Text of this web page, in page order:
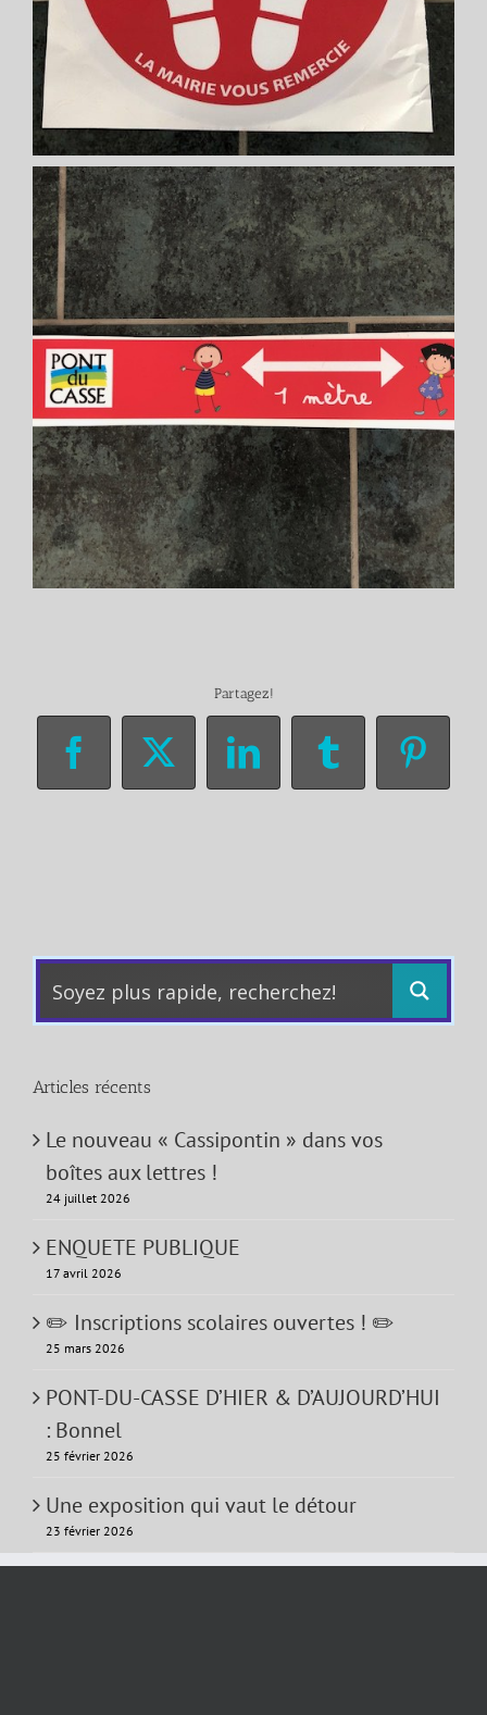
Partagez!
Facebook
X LinkedInTumblr
Articles récents
Le nouveau « Cassipontin » dans vos
boîtes aux lettres !
24 juillet 2026
ENQUETE PUBLIQUE
17 avril 2026
✏️ Inscriptions scolaires ouvertes ! ✏️
25 mars 2026
PONT-DU-CASSE D’HIER & D’AUJOURD’HUI
: Bonnel
25 février 2026
Une exposition qui vaut le détour
23 février 2026